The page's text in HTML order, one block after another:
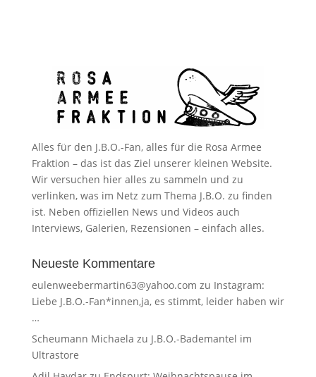
Alles für den J.B.O.-Fan, alles für die Rosa Armee
Fraktion – das ist das Ziel unserer kleinen Website.
Wir versuchen hier alles zu sammeln und zu
verlinken, was im Netz zum Thema J.B.O. zu finden
ist. Neben offiziellen News und Videos auch
Interviews, Galerien, Rezensionen – einfach alles.
Neueste Kommentare
eulenweebermartin63@yahoo.com zu Instagram:
Liebe J.B.O.-Fan*innen,ja, es stimmt, leider haben wir
…
Scheumann Michaela zu J.B.O.-Bademantel im
Ultrastore